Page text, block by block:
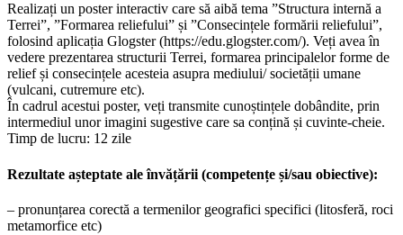
Realizați un poster interactiv care să aibă tema ”Structura internă a
Terrei”, ”Formarea reliefului” și ”Consecințele formării reliefului”,
folosind aplicația Glogster (https://edu.glogster.com/). Veți avea în
vedere prezentarea structurii Terrei, formarea principalelor forme de
relief și consecințele acesteia asupra mediului/ societății umane
(vulcani, cutremure etc).
În cadrul acestui poster, veți transmite cunoștințele dobândite, prin
intermediul unor imagini sugestive care sa conțină și cuvinte-cheie.
Timp de lucru: 12 zile
Rezultate așteptate ale învățării (competențe și/sau obiective):
– pronunțarea corectă a termenilor geografici specifici (litosferă, roci
metamorfice etc)